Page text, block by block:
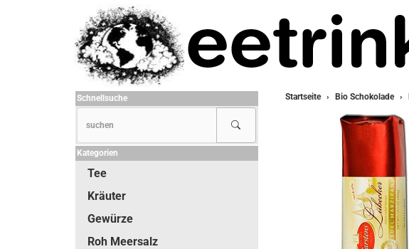
Startseite Bio Schokolade
Schnellsuche
Kategorien
Tee
Kräuter
Gewürze
Roh Meersalz